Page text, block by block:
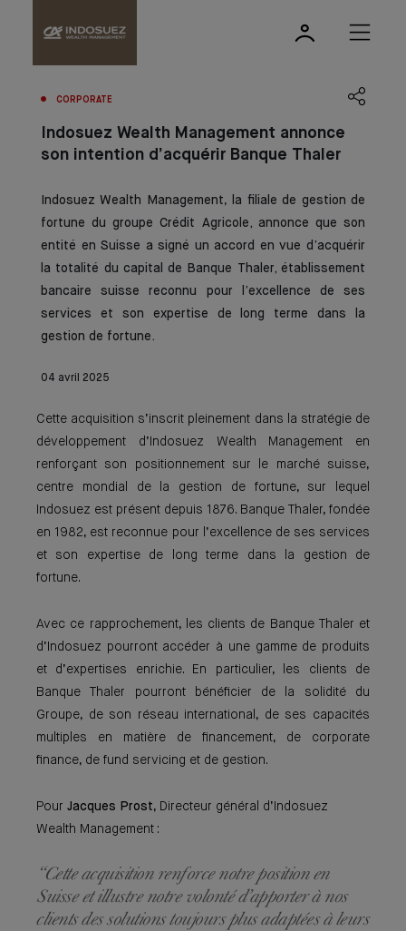
CORPORATE
Indosuez Wealth Management annonce
son intention d’acquérir Banque Thaler
Indosuez Wealth Management, la filiale de gestion de
fortune du groupe Crédit Agricole, annonce que son
entité en Suisse a signé un accord en vue d’acquérir
la totalité du capital de Banque Thaler, établissement
bancaire suisse reconnu pour l’excellence de ses
services et son expertise de long terme dans la
gestion de fortune.
04 avril 2025
Cette acquisition s’inscrit pleinement dans la stratégie de
développement d’Indosuez Wealth Management en
renforçant son positionnement sur le marché suisse,
centre mondial de la gestion de fortune, sur lequel
Indosuez est présent depuis 1876. Banque Thaler, fondée
en 1982, est reconnue pour l’excellence de ses services
et son expertise de long terme dans la gestion de
fortune.
Avec ce rapprochement, les clients de Banque Thaler et
d’Indosuez pourront accéder à une gamme de produits
et d’expertises enrichie. En particulier, les clients de
Banque Thaler pourront bénéficier de la solidité du
Groupe, de son réseau international, de ses capacités
multiples en matière de financement, de corporate
finance, de fund servicing et de gestion.
Pour Jacques Prost, Directeur général d’Indosuez
Wealth Management :
“Cette acquisition renforce notre position en
Suisse et illustre notre volonté d’apporter à nos
clients des solutions toujours plus adaptées à leurs